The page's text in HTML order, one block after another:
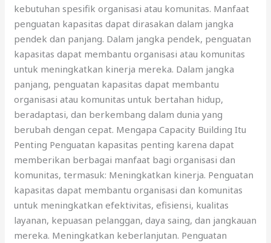
kebutuhan spesifik organisasi atau komunitas. Manfaat
penguatan kapasitas dapat dirasakan dalam jangka
pendek dan panjang. Dalam jangka pendek, penguatan
kapasitas dapat membantu organisasi atau komunitas
untuk meningkatkan kinerja mereka. Dalam jangka
panjang, penguatan kapasitas dapat membantu
organisasi atau komunitas untuk bertahan hidup,
beradaptasi, dan berkembang dalam dunia yang
berubah dengan cepat. Mengapa Capacity Building Itu
Penting Penguatan kapasitas penting karena dapat
memberikan berbagai manfaat bagi organisasi dan
komunitas, termasuk: Meningkatkan kinerja. Penguatan
kapasitas dapat membantu organisasi dan komunitas
untuk meningkatkan efektivitas, efisiensi, kualitas
layanan, kepuasan pelanggan, daya saing, dan jangkauan
mereka. Meningkatkan keberlanjutan. Penguatan